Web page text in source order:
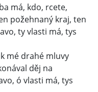
má, kdo, rcete,
požehnaný kraj, ten
ty vlasti má, tys
mé drahé mluvy
děj na
ó vlasti má, tys